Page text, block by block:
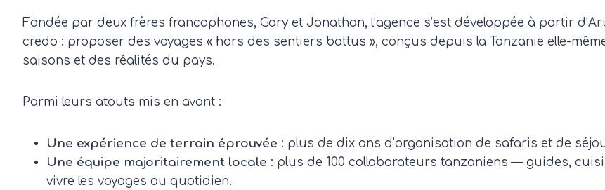
Fondée par deux frères francophones, Gary et Jonathan, l’agence s’est développée à partir
credo : proposer des voyages « hors des sentiers battus », conçus depuis la Tanzanie elle-
saisons et des réalités du pays.
Parmi leurs atouts mis en avant :
Une expérience de terrain éprouvée : plus de dix ans d’organisation de safaris et de
Une équipe majoritairement locale : plus de 100 collaborateurs tanzaniens — guides,
vivre les voyages au quotidien.